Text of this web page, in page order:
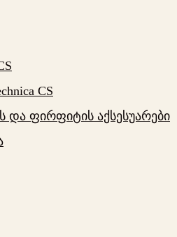
CS
და ფირფიტის აქსესუარები